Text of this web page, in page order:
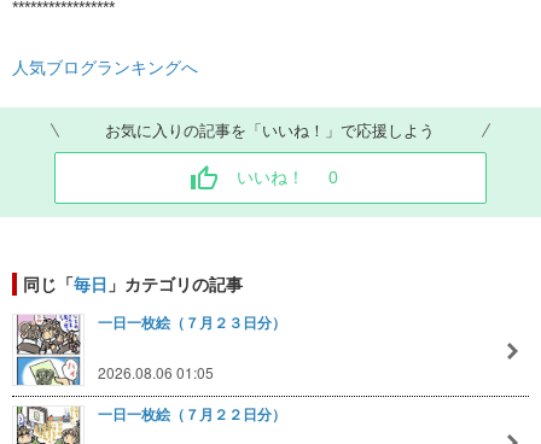
*****************
人気ブログランキングへ
お気に入りの記事を「いいね！」で応援しよう
いいね！ 0
同じ「毎日 」カテゴリの記事
一日一枚絵（７月２３日分）
2026.08.06 01:05
一日一枚絵（７月２２日分）